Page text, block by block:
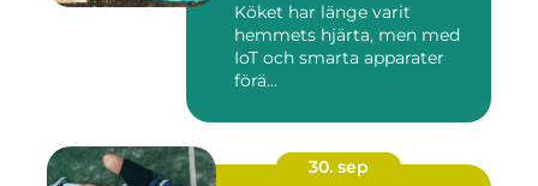
Köket har länge varit
hemmets hjärta, men med
IoT och smarta apparater
förä...
30. sep